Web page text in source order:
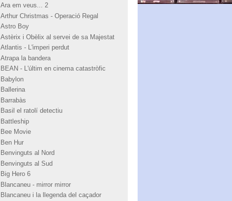
Ara em veus... 2
Arthur Christmas - Operació Regal
Astro Boy
Astèrix i Obèlix al servei de sa Majestat
Atlantis - L'imperi perdut
Atrapa la bandera
BEAN - L'últim en cinema catastròfic
Babylon
Ballerina
Barrabàs
Basil el ratolí detectiu
Battleship
Bee Movie
Ben Hur
Benvinguts al Nord
Benvinguts al Sud
Big Hero 6
Blancaneu - mirror mirror
Blancaneu i la llegenda del caçador